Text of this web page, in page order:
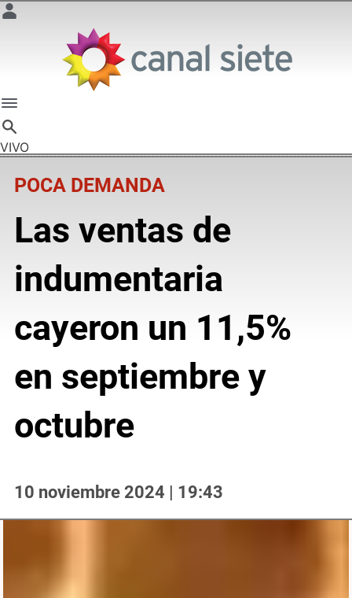
VIVO
POCA DEMANDA
Las ventas de
indumentaria
cayeron un 11,5%
en septiembre y
octubre
10 noviembre 2024 | 19:43